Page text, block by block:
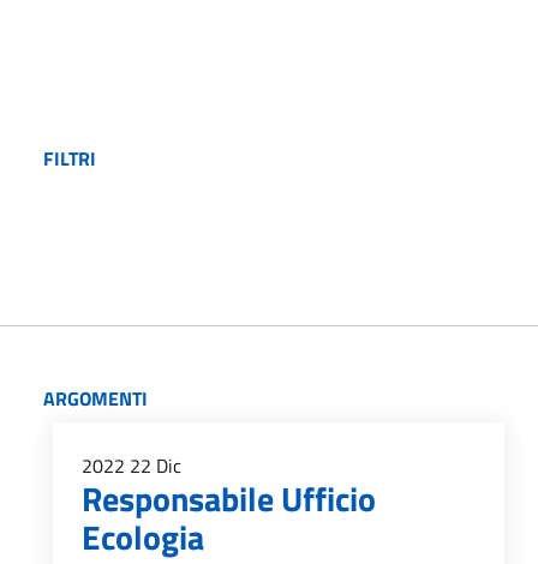
FILTRI
ARGOMENTI
2022 22 Dic
Responsabile Ufficio
Ecologia